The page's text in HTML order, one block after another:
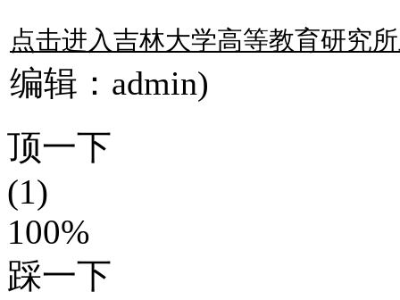
点击进入吉林大学高等教育研究
编辑：admin)
顶一下
(1)
100%
踩一下